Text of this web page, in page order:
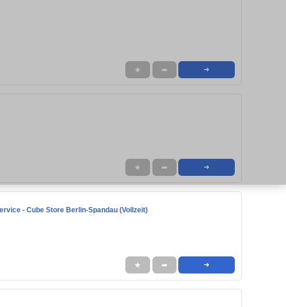
★ ➦ ➜
★ ➦ ➜
- Cube Store Berlin-Spandau (Vollzeit)
★ ➦ ➜